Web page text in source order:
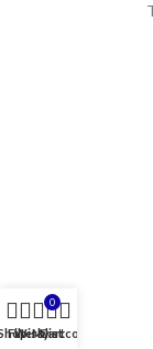
Filters
Wishlist
0
Cart
My account